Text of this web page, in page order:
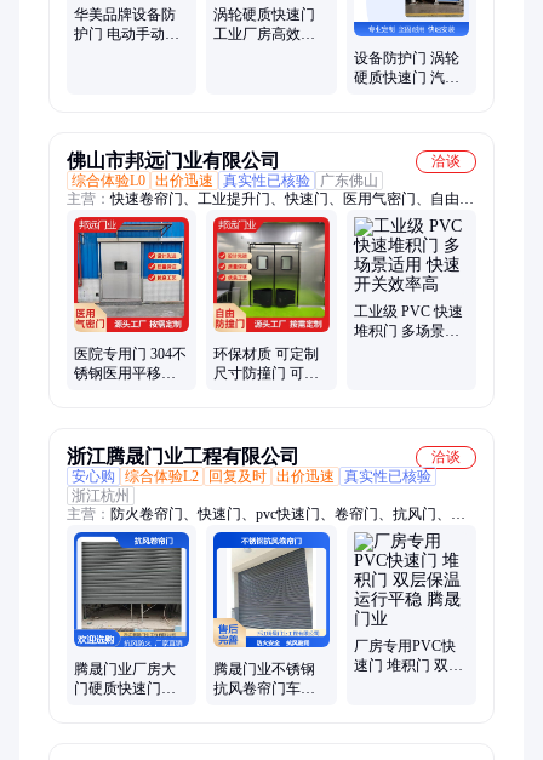
华美品牌设备防
护门 电动手动双
涡轮硬质快速门
工业厂房高效隔
设备防护门 涡轮
硬质快速门 汽车
佛山市邦远门业有限公司
洽谈
综合体验L0 出价迅速 真实性已核验
广东佛山
主营：快速卷帘门、工业提升门、快速门、医用气密门、自由防
撞门、涡轮快速门、防火卷帘门
医院专用门 304不
锈钢医用平移门
环保材质 可定制
尺寸防撞门 可收
工业级 PVC 快速
堆积门 多场景适
浙江腾晟门业工程有限公司
洽谈
安心购
综合体验L2 回复及时 出价迅速
真实性已核验
浙江杭州
主营： 防火卷帘门、快速门、pvc快速门、卷帘门、抗风门、快
速堆积门、钢制卷帘门、堆积门、挡烟垂壁
腾晟门业厂房大
门硬质快速门抗
腾晟门业不锈钢
抗风卷帘门车间
厂房专用PVC快
速门 堆积门 双层